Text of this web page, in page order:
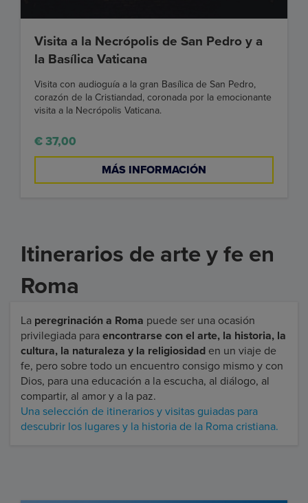
Visita a la Necrópolis de San Pedro y a
la Basílica Vaticana
Visita con audioguía a la gran Basílica de San Pedro,
corazón de la Cristiandad, coronada por la emocionante
visita a la Necrópolis Vaticana.
€ 37,00
MÁS INFORMACIÓN
Itinerarios de arte y fe en
Roma
La peregrinación a Roma puede ser una ocasión
privilegiada para encontrarse con el arte, la historia, la
cultura, la naturaleza y la religiosidad en un viaje de
fe, pero sobre todo un encuentro consigo mismo y con
Dios, para una educación a la escucha, al diálogo, al
compartir, al amor y a la paz.
Una selección de itinerarios y visitas guiadas para
descubrir los lugares y la historia de la Roma cristiana.